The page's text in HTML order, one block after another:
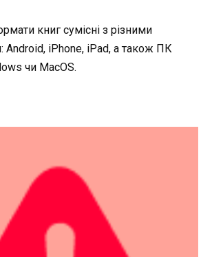
книг сумісні з різними
Android, iPhone, iPad, а також ПК
чи MacOS.